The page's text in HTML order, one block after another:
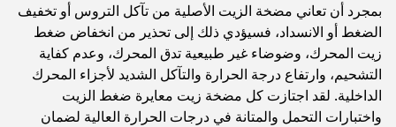
بمجرد أن تعاني مضخة الزيت الأصلية من تآكل التروس أو تخفيف
الضغط أو الانسداد، فسيؤدي ذلك إلى تحذير من انخفاض ضغط
زيت المحرك، وضوضاء غير طبيعية تدق المحرك، وعدم كفاية
التشحيم، وارتفاع درجة الحرارة والتآكل الشديد لأجزاء المحرك
الداخلية. لقد اجتازت كل مضخة زيت معايرة ضغط الزيت
واختبارات التحمل والمتانة في درجات الحرارة العالية لضمان